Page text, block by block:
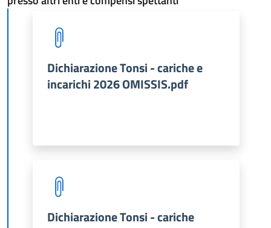
Dichiarazione Tonsi - cariche e
incarichi 2026 OMISSIS.pdf
Dichiarazione Tonsi - cariche